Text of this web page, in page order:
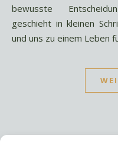
bewusste
geschieht in kleinen
und uns zu einem Leben